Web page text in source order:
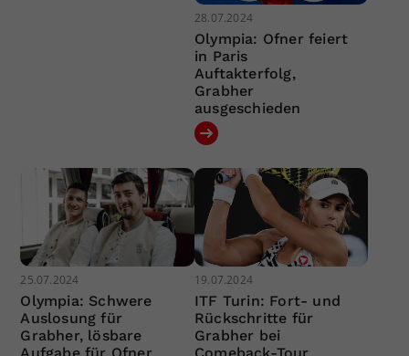
28.07.2024
Olympia: Ofner feiert
in Paris
Auftakterfolg,
Grabher
ausgeschieden
25.07.2024
Olympia: Schwere
Auslosung für
Grabher, lösbare
19.07.2024
ITF Turin: Fort- und
Rückschritte für
Grabher bei